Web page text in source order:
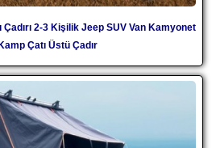
2-3 Kişilik Jeep SUV Van Kamyonet
Çatı Üstü Çadır